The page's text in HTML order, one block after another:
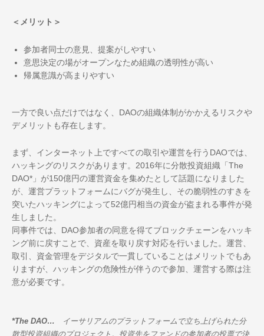
＜メリット＞
参加者同士の意見、提案がしやすい
意思決定の場がオープンなため組織の透明性が高い
帰属意識が高まりやすい
一方で良い点だけではなく、DAOの組織体制がかかえるリスクや
デメリットも存在します。
まず、インターネット上ですべての取引や運営を行うDAOでは、
ハッキングのリスクがあります。2016年に分散投資組織「The
DAO*」が150億円の運営資金を集めたとして話題になりました
が、運営プラットフォームにバグが発生し、その脆弱性のすきを
突いたハッキングによって52億円相当の資金が盗まれる事件が発
生しました。
同事件では、DAO参加者の同意を得てブロックチェーンをハッキ
ング前に戻すことで、資産を取り戻す対応を行いました。運営、
取引、資金管理をデジタルで一貫していることはメリットでもあ
りますが、ハッキングの危険性が伴うので参加、運営する際は注
意が必要です。
*The DAO…
イーサリアムのプラットフォームで立ち上げられた分
散型投資組織のプロジェクト。投資先をファンドの参加者の投票で決